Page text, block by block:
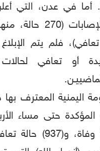
أما في عدن، التي
تعافي)، فلم يتم
أو تعافي
اليمنية المعترف
و(528) حالة وفاة،